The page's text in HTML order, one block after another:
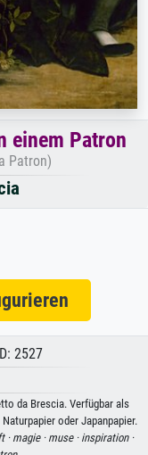
einem Patron
Patron)
2527
da Brescia. Verfügbar als
oder Japanpapier.
·magie · muse · inspiration ·